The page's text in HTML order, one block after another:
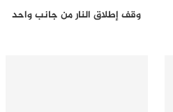
وقف إطلاق النار من جانب واحد